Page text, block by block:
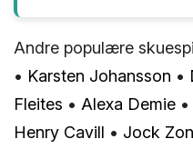
Andre populære
• Karsten Johansson •
Fleites • Alexa Demie •
Henry Cavill • Jock